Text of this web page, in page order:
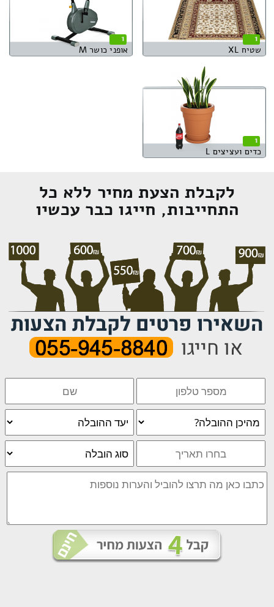
1
שטיח XL
1
אופני כושר M
1
כדים ועציצים L
לקבלת הצעת מחיר ללא כל
התחייבות, חייגו כבר עכשיו